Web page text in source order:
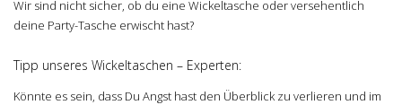
Wir sind nicht sicher, ob du eine Wickeltasche oder versehentlich
deine Party-Tasche erwischt hast?
Tipp unseres Wickeltaschen – Experten:
Könnte es sein, dass Du Angst hast den Überblick zu verlieren und im